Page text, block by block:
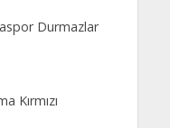
Durmazlar
Kırmızı